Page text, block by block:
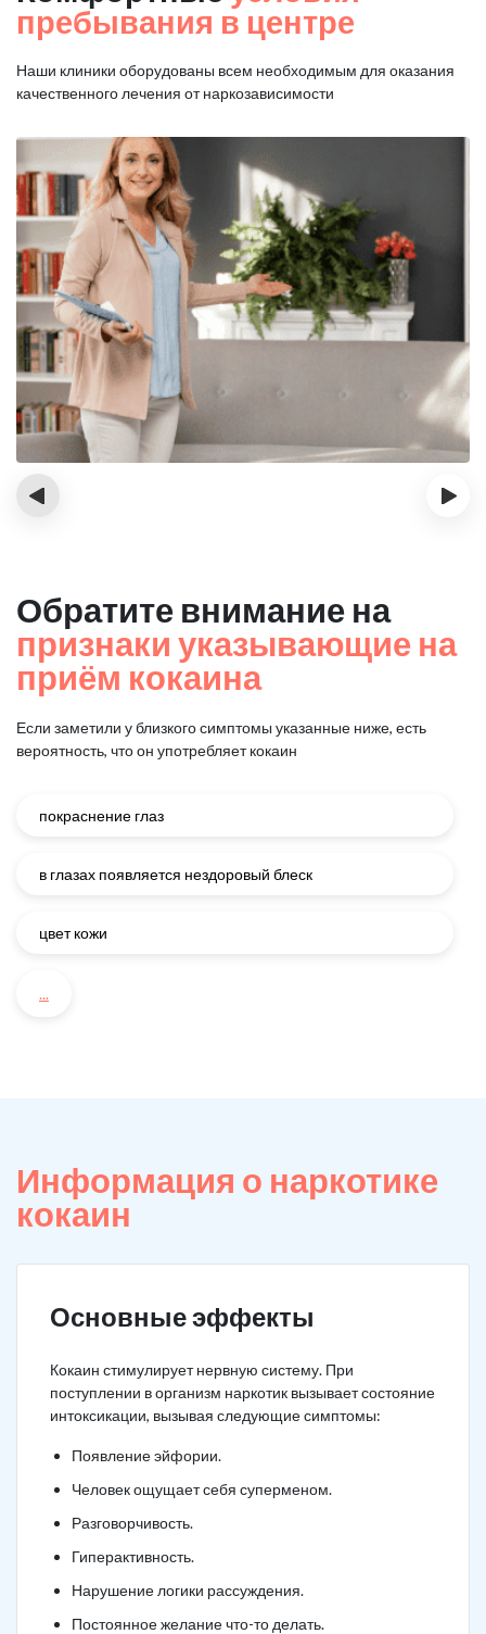
пребывания в центре
Наши клиники оборудованы всем необходимым для оказания
качественного лечения от наркозависимости
‹ ›
Обратите внимание на
признаки указывающие на
приём кокаина
Если заметили у близкого симптомы указанные ниже, есть
вероятность, что он употребляет кокаин
покраснение глаз
в глазах появляется нездоровый блеск
цвет кожи
...
Информация о наркотике
кокаин
Основные эффекты
Кокаин стимулирует нервную систему. При
поступлении в организм наркотик вызывает состояние
интоксикации, вызывая следующие симптомы:
Появление эйфории.
Человек ощущает себя суперменом.
Разговорчивость.
Гиперактивность.
Нарушение логики рассуждения.
Постоянное желание что-то делать.